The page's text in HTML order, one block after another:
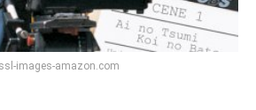
images-amazon.com